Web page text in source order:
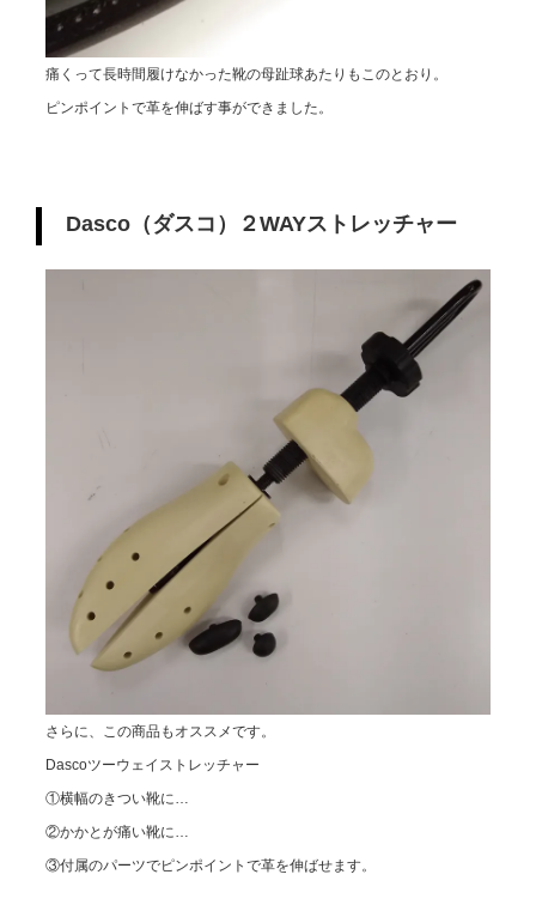
痛くって長時間履けなかった靴の母趾球あたりもこのとおり。
ピンポイントで革を伸ばす事ができました。
Dasco（ダスコ）２WAYストレッチャー
さらに、この商品もオススメです。
Dascoツーウェイストレッチャー
①横幅のきつい靴に…
②かかとが痛い靴に…
③付属のパーツでピンポイントで革を伸ばせます。